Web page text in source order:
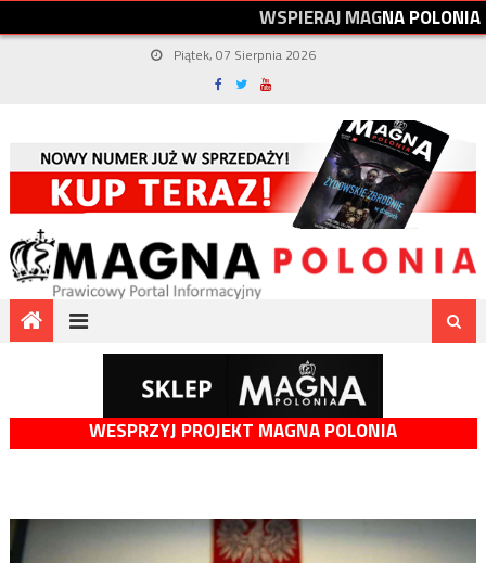
WSPIERAJMAGNAPOLONIA
Piątek, 07 Sierpnia 2026
WESPRZYJ PROJEKT MAGNA POLONIA